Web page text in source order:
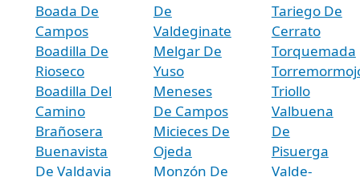
Boada De
Campos
Boadilla De
Rioseco
Boadilla Del
Camino
Brañosera
Buenavista
De Valdavia
De
Valdeginate
Melgar De
Yuso
Meneses
De Campos
Micieces De
Ojeda
Monzón De
Tariego De
Cerrato
Torquemada
Triollo
Valbuena
De
Pisuerga
Valde-